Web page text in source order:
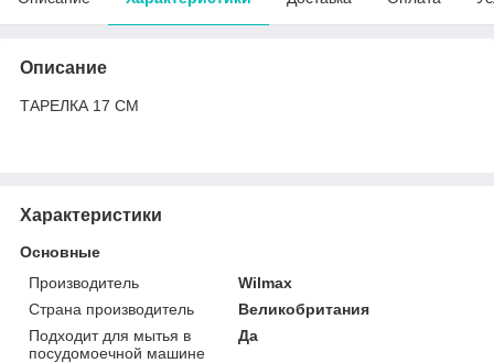
Описание
ТАРЕЛКА 17 CM
Характеристики
Основные
Производитель
Wilmax
Страна производитель
Великобритания
Подходит для мытья в
посудомоечной машине
Да